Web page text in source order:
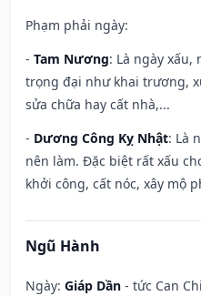
Phạm phải ngày:
- Tam Nương: Là ngày xấu,
trọng đại như khai trương,
sửa chữa hay cất nhà,...
- Dương Công Kỵ Nhật: Là
nên làm. Đặc biệt rất xấu
khởi công, cất nóc, xây mộ
Ngũ Hành
Ngày: Giáp Dần - tức Can